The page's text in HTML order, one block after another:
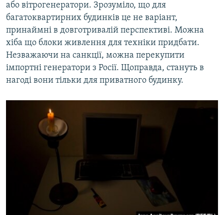
або вітрогенератори. Зрозуміло, що для
багатоквартирних будинків це не варіант,
принаймні в довготривалій перспективі. Можна
хіба що блоки живлення для техніки придбати.
Незважаючи на санкції, можна перекупити
імпортні генератори з Росії. Щоправда, стануть в
нагоді вони тільки для приватного будинку.